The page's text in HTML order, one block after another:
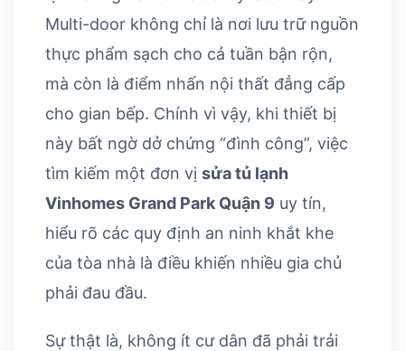
Multi-door không chỉ là nơi lưu trữ nguồn
thực phẩm sạch cho cả tuần bận rộn,
mà còn là điểm nhấn nội thất đẳng cấp
cho gian bếp. Chính vì vậy, khi thiết bị
này bất ngờ dở chứng “đình công”, việc
tìm kiếm một đơn vị sửa tủ lạnh
Vinhomes Grand Park Quận 9 uy tín,
hiểu rõ các quy định an ninh khắt khe
của tòa nhà là điều khiến nhiều gia chủ
phải đau đầu.
Sự thật là, không ít cư dân đã phải trải